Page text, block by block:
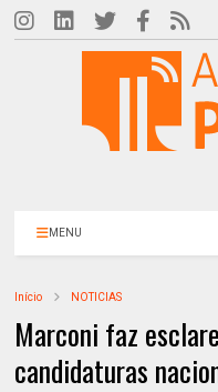
MENU
Início NOTICIAS
Marconi faz
candidaturas